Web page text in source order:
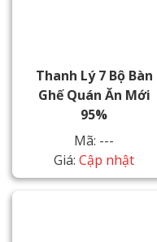
Thanh Lý 7 Bộ Bàn
Ghế Quán Ăn Mới
95%
Mã: ---
Giá: Cập nhật